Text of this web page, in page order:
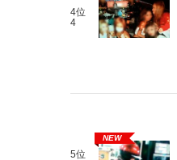
4位
4
5位
NEW